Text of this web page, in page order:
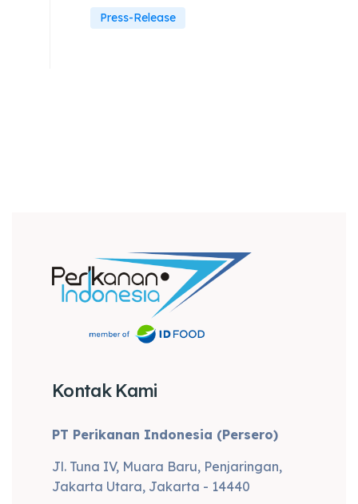
Press-Release
Kontak Kami
PT Perikanan Indonesia (Persero)
Jl. Tuna IV, Muara Baru, Penjaringan,
Jakarta Utara, Jakarta - 14440